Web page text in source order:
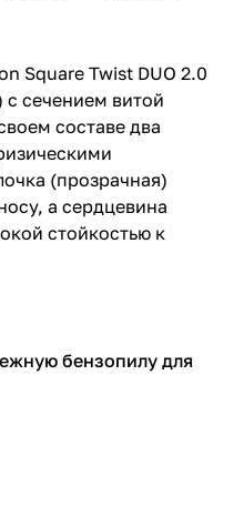
Square Twist DUO 2.0
сечением витой
составе два
(прозрачная)
а сердцевина
стойкостью к
бензопилу для
раз в 2